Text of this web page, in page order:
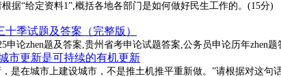
据“给定资料1”,概括各地各部门是如何做好民生工作的。(15分)
季试题及答案（完整版）
申论zhen题及答案,贵州省考申论试题答案,公务员申论历年zhen
市更新是可持续的有机更新
是在城市上建设城市，不是推土机推平重新做。”请根据对这句